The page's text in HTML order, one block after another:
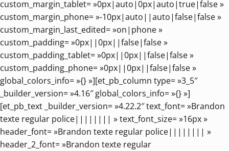
custom_margin_tablet= »0px|auto|0px|auto|true|false »
custom_margin_phone= »-10px|auto||auto|false|false »
custom_margin_last_edited= »on|phone »
custom_padding= »0px||0px||false|false »
custom_padding_tablet= »0px||0px||false|false »
custom_padding_phone= »0px||0px||false|false »
global_colors_info= »{} »][et_pb_column type= »3_5″
_builder_version= »4.16″ global_colors_info= »{} »]
[et_pb_text _builder_version= »4.22.2″ text_font= »Brandon
texte regular police|||||||| » text_font_size= »16px »
header_font= »Brandon texte regular police|||||||| »
header_2_font= »Brandon texte regular